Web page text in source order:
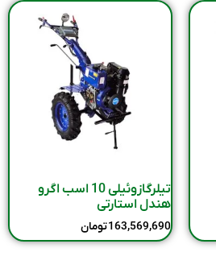
تیلرگازوئیلی 10 اسب اگرو
هندل استارتی
163,569,690تومان